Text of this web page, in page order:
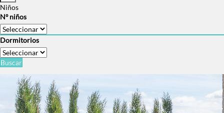
Niños
Nº niños
Dormitorios
Buscar